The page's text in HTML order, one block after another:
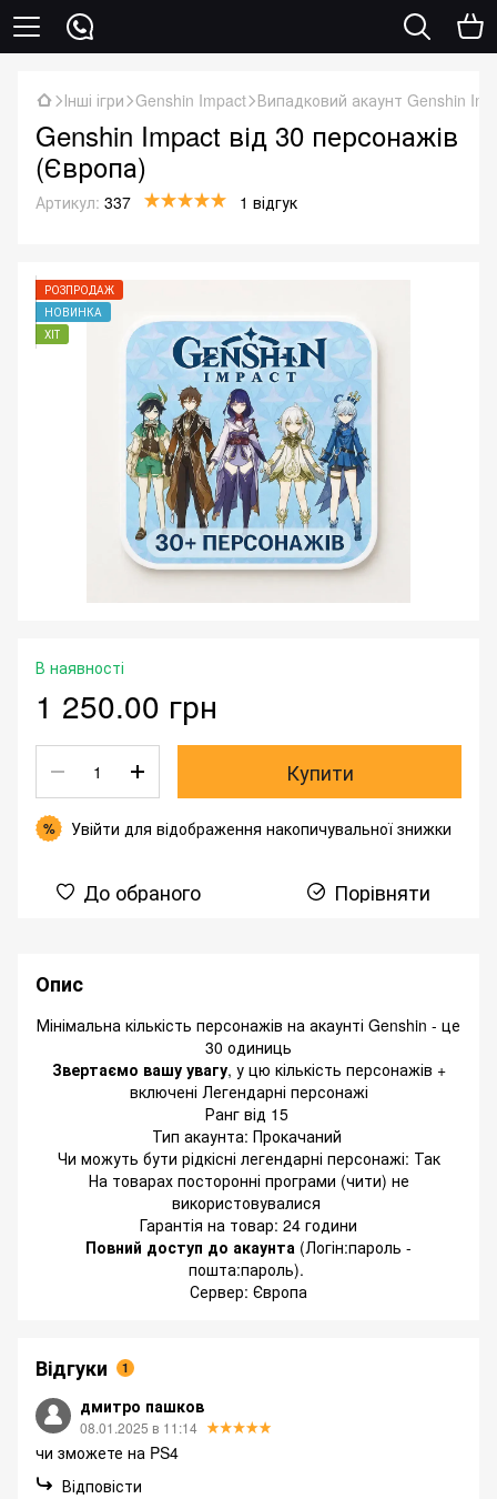
Інші ігри Genshin Impact Випадковий акаунт Genshin
Genshin Impact від 30 персонажів
(Європа)
Артикул: 337 1 відгук
РОЗПРОДАЖ
НОВИНКА
ХІТ
В наявності
1 250.00 грн
Купити
% Увійти для відображення накопичувальної знижки
До обраного Порівняти
Опис
Мінімальна кількість персонажів на акаунті Genshin - це
30 одиниць
Звертаємо вашу увагу, у цю кількість персонажів +
включені Легендарні персонажі
Ранг від 15
Тип акаунта: Прокачаний
Чи можуть бути рідкісні легендарні персонажі: Так
На товарах посторонні програми (чити) не
використовувалися
Гарантія на товар: 24 години
Повний доступ до акаунта (Логін:пароль -
пошта:пароль).
Сервер: Європа
Відгуки 1
дмитро пашков
08.01.2025 в 11:14
чи зможете на PS4
Відповісти